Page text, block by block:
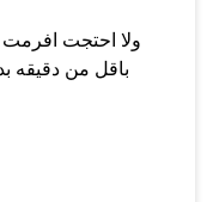
ولا احتجت افرمت
باقل من دقيقه